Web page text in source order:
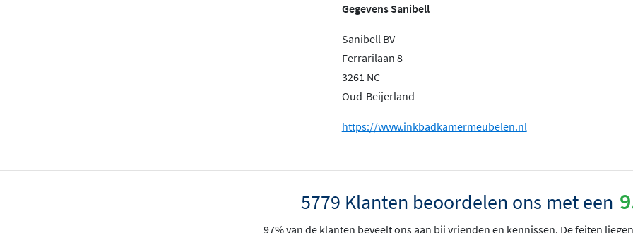
Gegevens Sanibell
Sanibell BV
Ferrarilaan 8
3261 NC
Oud-Beijerland
https://www.inkbadkamermeubelen.nl
5779 Klanten beoordelen ons met een
97% van de klanten beveelt ons aan bij vrienden en kennissen. De feiten